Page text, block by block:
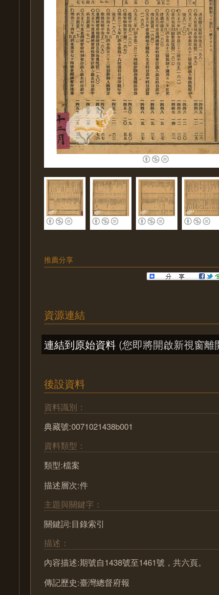
推薦分享
資源連結
連結到原始資料 (您即將開啟新視窗離
後設資料
資料識別：
典藏號:0071021438b001
資料類型：
類型:檔案
描述層次:件
主題與關鍵字：
關鍵詞:目錄索引
描述：
內容描述:期號自1438號至1461號，共六頁。
傳記歷史:臺灣總督府報